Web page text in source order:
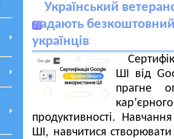
Український
надають
українців
ШІ від
прагне
продуктивності.
ШІ, навчитися створювати